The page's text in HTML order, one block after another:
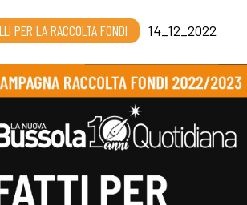
PER LA RACCOLTA FONDI 14_12_2022